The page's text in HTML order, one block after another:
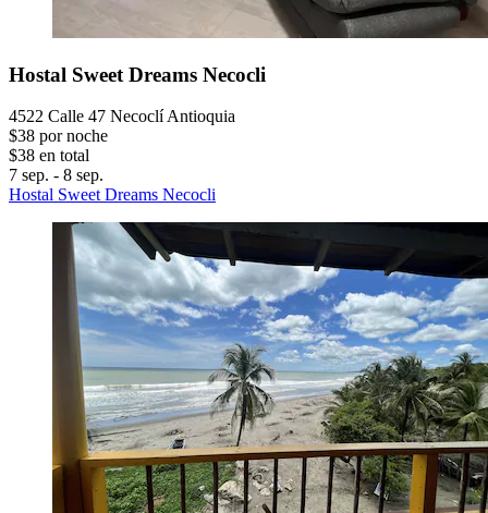
Hostal Sweet Dreams Necocli
4522 Calle 47 Necoclí Antioquia
$38 por noche
$38 en total
7 sep. - 8 sep.
Hostal Sweet Dreams Necocli